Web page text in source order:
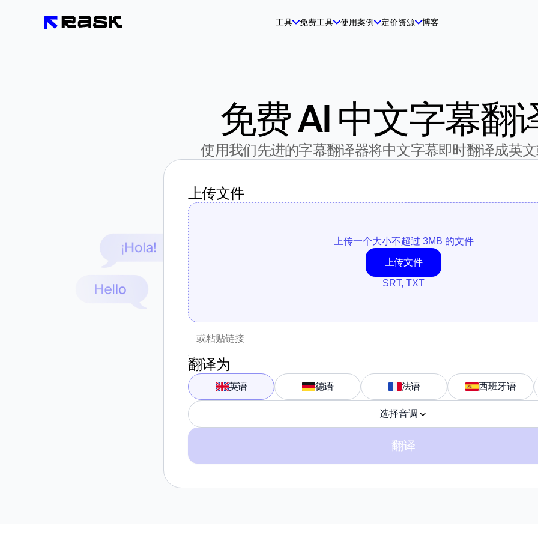
工具 免费工具 使用案例 定价资源 博客
免费 AI 中文字幕翻
使用我们先进的字幕翻译器将中文字幕即时翻译成英
上传文件
上传一个大小不超过 3MB 的文件
上传文件
SRT, TXT
翻译为
英语 德语 法语 西班牙语
选择音调
翻译